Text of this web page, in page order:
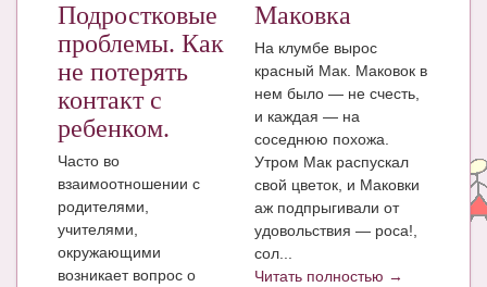
КНИГИ
Рекомендовано
ПСИХОЛОГИЯ
МОДА И КРАСОТА
КОНКУРСЫ
Подростковые
проблемы. Как
не потерять
контакт с
ребенком.
Часто во
взаимоотношении с
родителями,
учителями,
окружающими
возникает вопрос о
Маковка
На клумбе вырос
красный Мак. Маковок в
нем было — не счесть,
и каждая — на
соседнюю похожа.
Утром Мак распускал
свой цветок, и Маковки
аж подпрыгивали от
удовольствия — роса!,
сол...
Читать полностью →